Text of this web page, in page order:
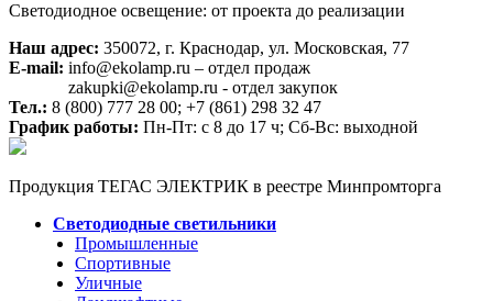
Светодиодное освещение: от проекта до реализации
Наш адрес: 350072, г. Краснодар, ул. Московская, 77
E-mail: info@ekolamp.ru – отдел продаж
zakupki@ekolamp.ru - отдел закупок
Тел.: 8 (800) 777 28 00; +7 (861) 298 32 47
График работы: Пн-Пт: с 8 до 17 ч; Сб-Вс: выходной
Продукция ТЕГАС ЭЛЕКТРИК в реестре Минпромторга
Светодиодные светильники
Промышленные
Спортивные
Уличные